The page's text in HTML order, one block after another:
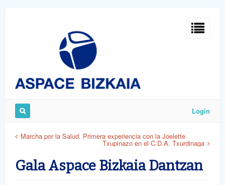
Remember
Login
Marcha por la Salud. Primera experiencia con la Joelette
Txupinazo en el C.D.A. Txurdinaga
Gala Aspace Bizkaia Dantzan